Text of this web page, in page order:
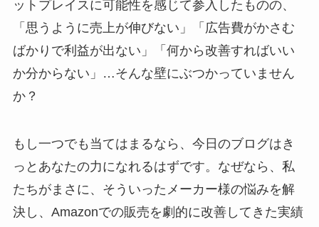
ットプレイスに可能性を感じて参入したものの、
「思うように売上が伸びない」「広告費がかさむ
ばかりで利益が出ない」「何から改善すればいい
か分からない」…そんな壁にぶつかっていません
か？
もし一つでも当てはまるなら、今日のブログはき
っとあなたの力になれるはずです。なぜなら、私
たちがまさに、そういったメーカー様の悩みを解
決し、Amazonでの販売を劇的に改善してきた実績